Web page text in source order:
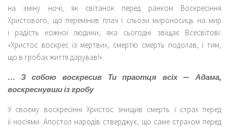
на зміну ночі, як світанок перед ранком Воскресіння
Христового, що перемінив плач і сльози мироносиць на мир
і радість кожної людини, яка сьогодні звіщає Всесвітові:
«Христос воскрес із мертвих, смертю смерть подолав, і тим,
що в гробах життя дарував!».
… З собою воскресив Ти праотця всіх — Адама,
воскреснувши із гробу
У своєму воскресінні Христос знищив смерть і страх перед
її носіями. Апостол народів стверджує, що саме страхом перед